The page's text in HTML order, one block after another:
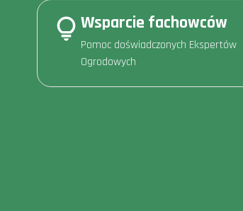
Wsparcie fachowców
Pomoc doświadczonych Ekspertów
Ogrodowych